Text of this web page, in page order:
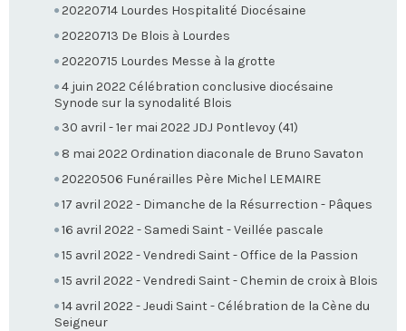
20220714 Lourdes Hospitalité Diocésaine
20220713 De Blois à Lourdes
20220715 Lourdes Messe à la grotte
4 juin 2022 Célébration conclusive diocésaine
Synode sur la synodalité Blois
30 avril - 1er mai 2022 JDJ Pontlevoy (41)
8 mai 2022 Ordination diaconale de Bruno Savaton
20220506 Funérailles Père Michel LEMAIRE
17 avril 2022 - Dimanche de la Résurrection - Pâques
16 avril 2022 - Samedi Saint - Veillée pascale
15 avril 2022 - Vendredi Saint - Office de la Passion
15 avril 2022 - Vendredi Saint - Chemin de croix à Blois
14 avril 2022 - Jeudi Saint - Célébration de la Cène du
Seigneur